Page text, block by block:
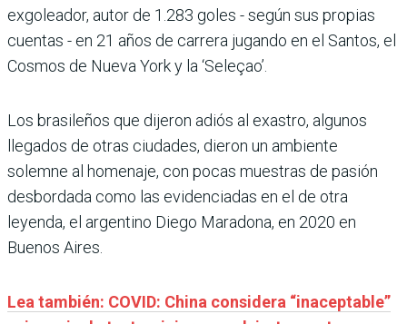
exgoleador, autor de 1.283 goles - según sus propias
cuentas - en 21 años de carrera jugando en el Santos, el
Cosmos de Nueva York y la ‘Seleçao’.
Los brasileños que dijeron adiós al exastro, algunos
llegados de otras ciudades, dieron un ambiente
solemne al homenaje, con pocas muestras de pasión
desbordada como las evidenciadas en el de otra
leyenda, el argentino Diego Maradona, en 2020 en
Buenos Aires.
Lea también: COVID: China considera “inaceptable”